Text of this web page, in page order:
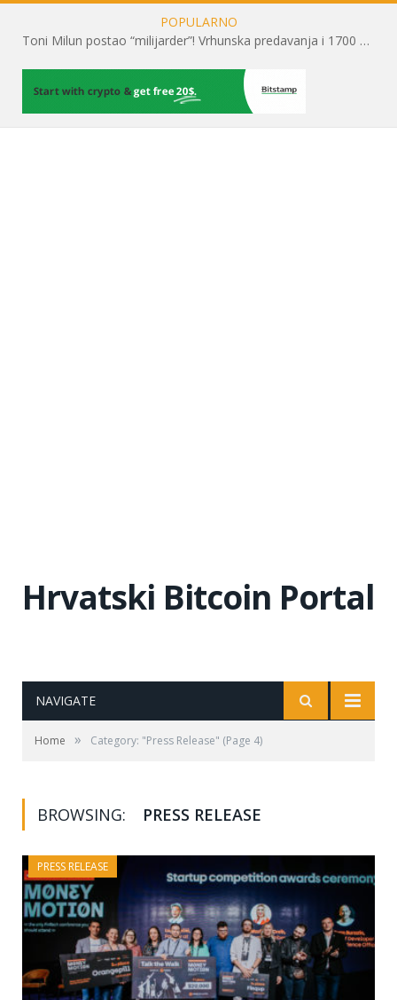
POPULARNO
Toni Milun postao “milijarder”! Vrhunska predavanja i 1700 posjetitelja obilježili su mjesec financijske pismenosti
Hrvatski Bitcoin Portal
NAVIGATE
Home » Category: "Press Release" (Page 4)
BROWSING: PRESS RELEASE
PRESS RELEASE